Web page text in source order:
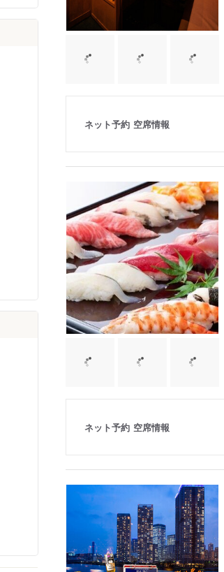
ネット予約 空席情報
ネット予約 空席情報